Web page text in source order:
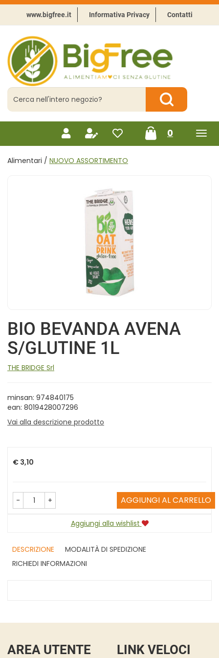
Passa
contenuto
principale
www.bigfree.it Informativa Privacy Contatti
BigFree
-
Punto
celiachia
Cerca
Prodotto
Cerca Prodotto
0prodotti
inseriti
Alimentari / NUOVO ASSORTIMENTO
BIO BEVANDA AVENA
S/GLUTINE 1L
THE BRIDGE Srl
minsan: 974840175
ean: 8019428007296
Vai alla descrizione prodotto
Prezzo
€ 3,10
- + AGGIUNGI AL CARRELLO
Aggiungi alla wishlist
DESCRIZIONE
MODALITÀ DI SPEDIZIONE
RICHIEDI INFORMAZIONI
AREA UTENTE LINK VELOCI